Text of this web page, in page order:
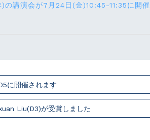
の講演会が7月24⽇(⾦)10:45-11:35に開催
に開催されます
Liu(D3)が受賞しました